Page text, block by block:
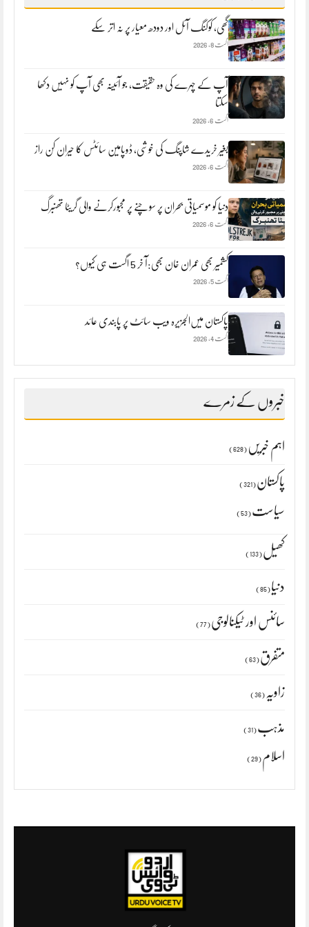
لکھیں
گھی، کوکنگ آئل اور دودھ معیار پر نہ اتر سکے
اگست 8, 2026
آپ کے چہرے کی وہ حقیقت، جو آئینہ بھی آپ کو نہیں دکھا
سکتا
اگست 6, 2026
بغیر خریدے شاپنگ کی خوشی، ڈوپامین سائٹس کا حیران کن راز
اگست 6, 2026
دنیا کو موسمیاتی بحران پر سوچنے پر مجبورکرنے والی گریٹا تھنبرگ
اگست 6, 2026
کشمیر بھی عمران خان بھی:آ خر 5 اگست ہی کیوں؟
اگست 5, 2026
پاکستان میں‌الجزیرہ ویب سائٹ پر پابندی عائد
اگست 4, 2026
خبروں کے زمرے
اہم خبریں (628)
پاکستان (321)
سیاست (53)
کھیل (133)
دنیا (85)
سائنس اور ٹیکنالوجی (77)
متفرق (63)
زاویہ (36)
مذہب (31)
اسلام (29)